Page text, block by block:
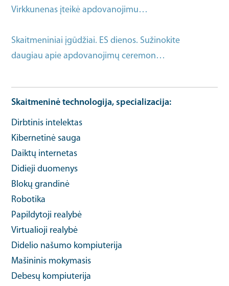
Virkkunenas įteikė apdovanojimu…
Skaitmeniniai įgūdžiai. ES dienos. Sužinokite
daugiau apie apdovanojimų ceremon…
Skaitmeninė technologija, specializacija
Dirbtinis intelektas
Kibernetinė sauga
Daiktų internetas
Didieji duomenys
Blokų grandinė
Robotika
Papildytoji realybė
Virtualioji realybė
Didelio našumo kompiuterija
Mašininis mokymasis
Debesų kompiuterija